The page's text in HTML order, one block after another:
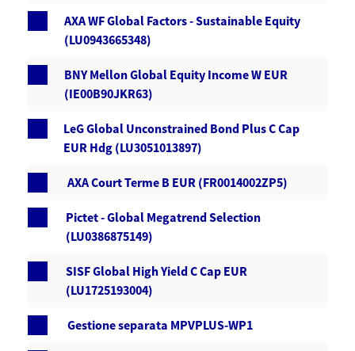
AXA WF Global Factors - Sustainable Equity
(LU0943665348)
BNY Mellon Global Equity Income W EUR
(IE00B90JKR63)
LeG Global Unconstrained Bond Plus C Cap
EUR Hdg (LU3051013897)
AXA Court Terme B EUR (FR0014002ZP5)
Pictet - Global Megatrend Selection
(LU0386875149)
SISF Global High Yield C Cap EUR
(LU1725193004)
Gestione separata MPVPLUS-WP1